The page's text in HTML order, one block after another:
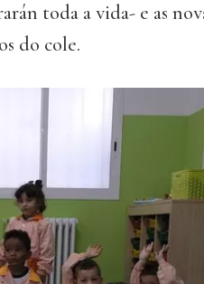
toda a vida- e as
do cole.